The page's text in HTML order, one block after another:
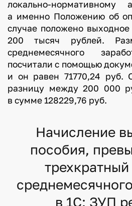
локально-нормативному
а именно Положению об
случае положено
200 тысяч рублей.
среднемесячного
посчитали с помощью
и он равен 71770,24 руб.
разницу между 200 000
в сумме 128229,76 руб.
Начисление
пособия,
в 1С: ЗУП